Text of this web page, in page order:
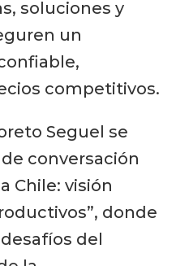
soluciones y
un
competitivos.
Seguel se
conversación
Chile: visión
donde
del